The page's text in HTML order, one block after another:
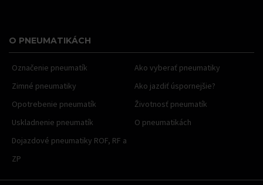
O PNEUMATIKÁCH
Označenie pneumatík
Ako vyberať pneumatiky
Zimné pneumatiky
Ako jazdiť úspornejšie?
Opotrebenie pneumatík
Životnosť pneumatík
Uskladnenie pneumatík
O pneumatikách
Dojazdové pneumatiky ROF, RF a
ZP